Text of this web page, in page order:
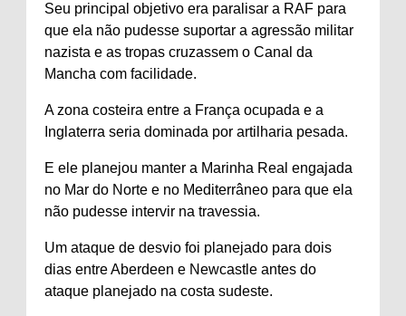
Seu principal objetivo era paralisar a RAF para
que ela não pudesse suportar a agressão militar
nazista e as tropas cruzassem o Canal da
Mancha com facilidade.
A zona costeira entre a França ocupada e a
Inglaterra seria dominada por artilharia pesada.
E ele planejou manter a Marinha Real engajada
no Mar do Norte e no Mediterrâneo para que ela
não pudesse intervir na travessia.
Um ataque de desvio foi planejado para dois
dias entre Aberdeen e Newcastle antes do
ataque planejado na costa sudeste.